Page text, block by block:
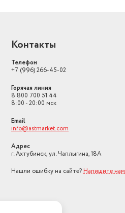
Контакты
Телефон
+7 (996) 266-45-02
Горячая линия
8 800 700 51 44
8:00 - 20:00 мск
Email
info@astmarket.com
Адрес
г. Ахтубинск, ул. Чаплыгина, 18А
Нашли ошибку на сайте? Напишите нам